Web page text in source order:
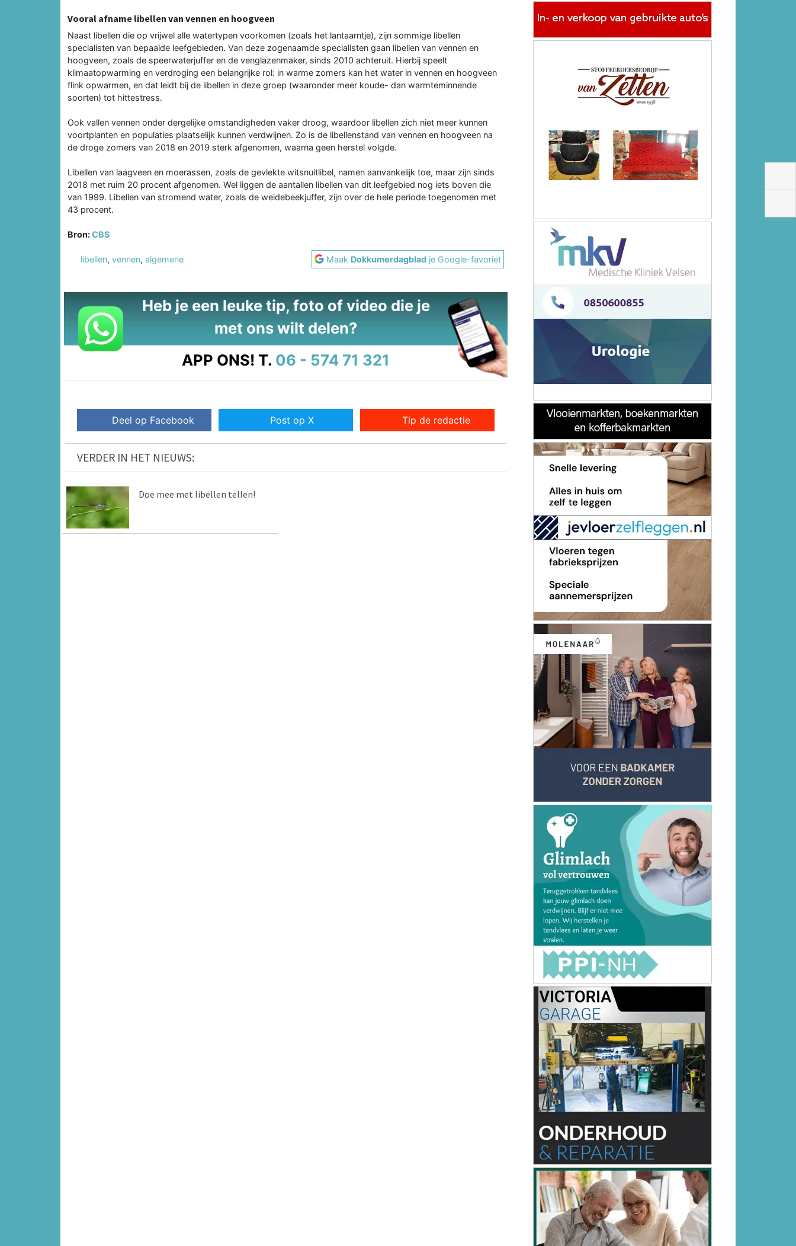
Vooral afname libellen van vennen en hoogveen
Naast libellen die op vrijwel alle watertypen voorkomen (zoals het lantaarntje), zijn sommige libellen
specialisten van bepaalde leefgebieden. Van deze zogenaamde specialisten gaan libellen van vennen en
hoogveen, zoals de speerwaterjuffer en de venglazenmaker, sinds 2010 achteruit. Hierbij speelt
klimaatopwarming en verdroging een belangrijke rol: in warme zomers kan het water in vennen en hoogveen
flink opwarmen, en dat leidt bij de libellen in deze groep (waaronder meer koude- dan warmteminnende
soorten) tot hittestress.
Ook vallen vennen onder dergelijke omstandigheden vaker droog, waardoor libellen zich niet meer kunnen
voortplanten en populaties plaatselijk kunnen verdwijnen. Zo is de libellenstand van vennen en hoogveen na
de droge zomers van 2018 en 2019 sterk afgenomen, waarna geen herstel volgde.
Libellen van laagveen en moerassen, zoals de gevlekte witsnuitlibel, namen aanvankelijk toe, maar zijn sinds
2018 met ruim 20 procent afgenomen. Wel liggen de aantallen libellen van dit leefgebied nog iets boven die
van 1999. Libellen van stromend water, zoals de weidebeekjuffer, zijn over de hele periode toegenomen met
43 procent.
Bron:CBS
libellen, vennen, algemene Maak Dokkumerdagblad je Google-favoriet
Heb je een leuke tip, foto of video die je
met ons wilt delen?
APP ONS! T. 06 - 574 71 321
Deel op Facebook Post op X Tip de redactie
VERDER IN HET NIEUWS:
Doe mee met libellen tellen!